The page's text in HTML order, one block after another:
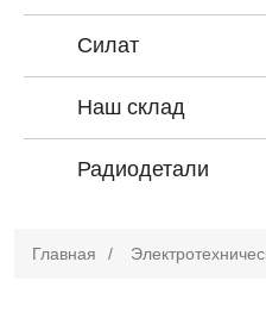
Силат
Наш склад
Радиодетали
Главная /